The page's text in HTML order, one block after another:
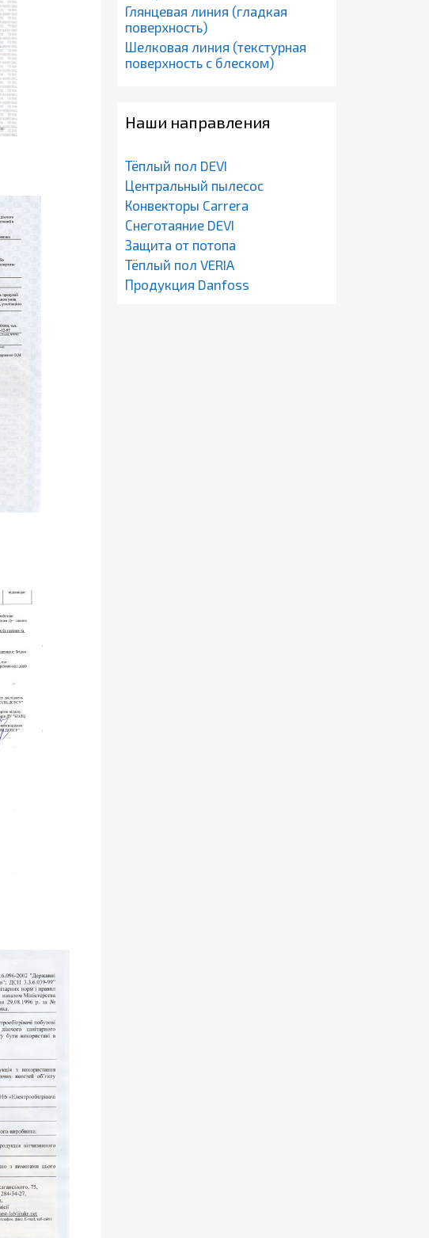
Глянцевая линия (гладкая
поверхность)
Шелковая линия (текстурная
поверхность с блеском)
Наши направления
Тёплый пол DEVI
Центральный пылесос
Конвекторы Carrera
Снеготаяние DEVI
Защита от потопа
Тёплый пол VERIA
Продукция Danfoss